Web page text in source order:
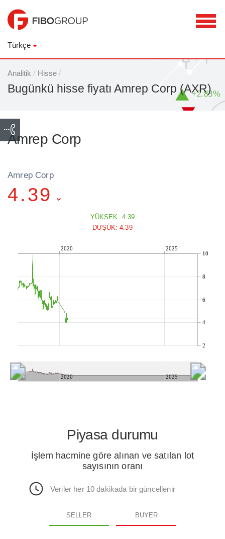
Türkçe
Analitik / Hisse /
Bugünkü hisse fiyatı Amrep Corp (AXR)
Amrep Corp
Amrep Corp
4.39
YÜKSEK: 4.39
DÜŞÜK: 4.39
2020 2025
2
4
6
8
10
2020 2025
Piyasa durumu
İşlem hacmine göre alınan ve satılan lot
sayısının oranı
Veriler her 10 dakikada bir güncellenir
SELLER BUYER